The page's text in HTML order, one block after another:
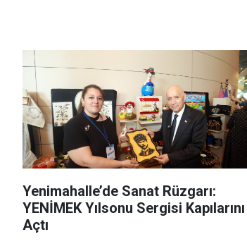
Yenimahalle’de Sanat Rüzgarı:
YENİMEK Yılsonu Sergisi Kapılarını
Açtı